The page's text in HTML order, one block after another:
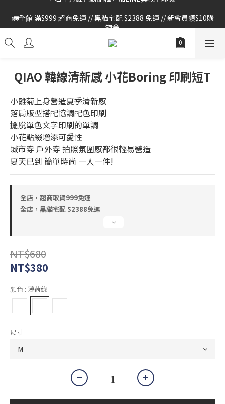
物金
物金
QIAO 韓線清新感 小花Boring 印刷短T
小雛菊上身營造夏季清新感
落肩版型搭配協調配色印刷
擺脫單色文字印刷的單調
小花點綴增添可愛性
城市穿 戶外穿 拍照氛圍感都很輕易營造
夏天已到 簡單時尚 一人一件!
全店，超商取貨999免運
全店，黑貓宅配 $2388免運
NT$680
NT$380
顏色 : 薄荷綠
尺寸